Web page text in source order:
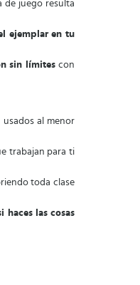
de juego resulta
ejemplar en tu
sin límites con
al menor
trabajan para ti
toda clase
haces las cosas